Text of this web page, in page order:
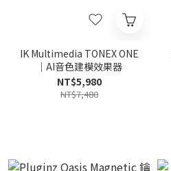
IK Multimedia TONEX ONE
｜AI音色建模效果器
NT$5,980
NT$7,480